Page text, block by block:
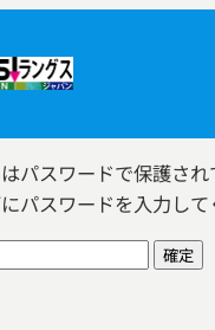
パスワードで保護され
パスワードを入力して